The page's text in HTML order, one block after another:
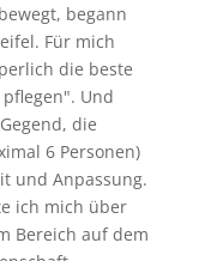
begann
Für mich
die beste
Und
die
6 Personen)
und Anpassung.
ich mich über
Bereich auf dem